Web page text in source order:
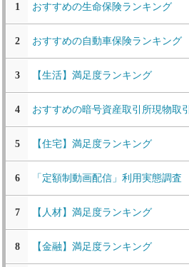
1 おすすめの生命保険ランキング
2 おすすめの自動車保険ランキング
3 【生活】満足度ランキング
4 おすすめの暗号資産取引所現物取引
5 【住宅】満足度ランキング
6 「定額制動画配信」利用実態調査
7 【人材】満足度ランキング
8 【金融】満足度ランキング